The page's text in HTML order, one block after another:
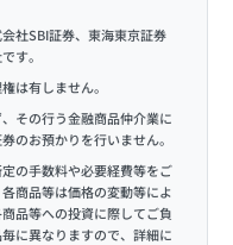
社SBI証券、東海東京証券
す。
は有しません。
その行う金融商品仲介業に
のお預かりを行いません。
の手数料や必要経費等をご
商品等は価格の変動等によ
品等への投資に際してご負
に異なりますので、詳細に